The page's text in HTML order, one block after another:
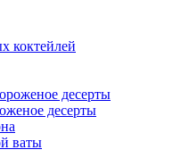
коктейлей
десерты
ваты